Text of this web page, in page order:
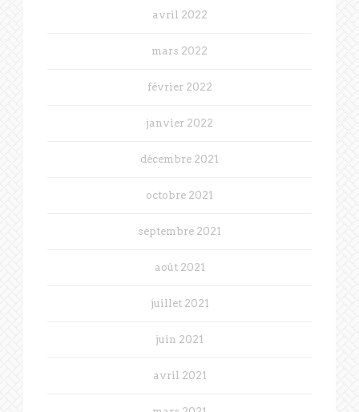
avril 2022
mars 2022
février 2022
janvier 2022
décembre 2021
octobre 2021
septembre 2021
août 2021
juillet 2021
juin 2021
avril 2021